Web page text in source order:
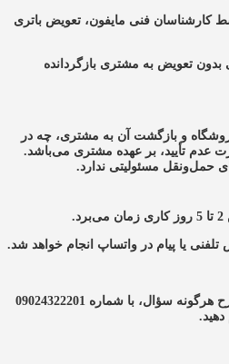
کارشناسان فنی مایفون، تعویض باتری
بدون تعویض به مشتری بازگردانده
و بازگشت آن به مشتری، چه در
عدم تأیید، بر عهده مشتری می‌باشد.
حمل‌ونقل مسئولیتی ندارد.
یا پیام در واتساپ انجام خواهد شد.
برای هماهنگی ارسال باتری یا طرح هرگونه سؤال، با شماره 09024322201
دهید.